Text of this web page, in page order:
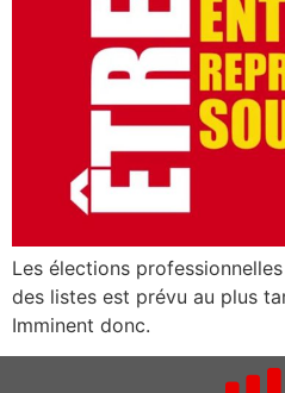
Les élections
des listes est prévu au plus
Imminent donc.